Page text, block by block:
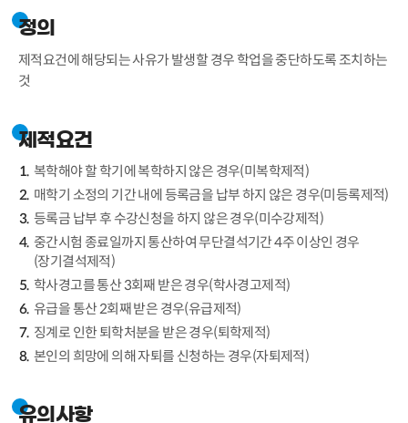
정의
제적요건에 해당되는 사유가 발생할 경우 학업을 중단하도록 조치하는
것
제적요건
복학해야 할 학기에 복학하지 않은 경우(미복학제적)
매학기 소정의 기간 내에 등록금을 납부 하지 않은 경우(미등록제적)
등록금 납부 후 수강신청을 하지 않은 경우(미수강제적)
중간시험 종료일까지 통산하여 무단결석기간 4주 이상인 경우
(장기결석제적)
학사경고를 통산 3회째 받은 경우(학사경고제적)
유급을 통산 2회째 받은 경우(유급제적)
징계로 인한 퇴학처분을 받은 경우(퇴학제적)
본인의 희망에 의해 자퇴를 신청하는 경우(자퇴제적)
유의사항